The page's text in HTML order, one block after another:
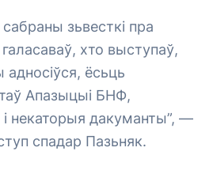
сабраны зьвесткі пра
хто выступаў,
ёсьць
Апазыцыі БНФ,
і некаторыя дакуманты”, —
спадар Пазьняк.